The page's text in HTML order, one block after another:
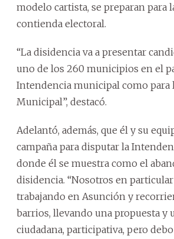
modelo cartista, se preparan para
contienda electoral.
“La disidencia va a presentar
uno de los 260 municipios en el
Intendencia municipal como para
Municipal”, destacó.
Adelantó, además, que él y su
campaña para disputar la
donde él se muestra como el
disidencia. “Nosotros en
trabajando en Asunción y
barrios, llevando una propuesta y
ciudadana, participativa, pero